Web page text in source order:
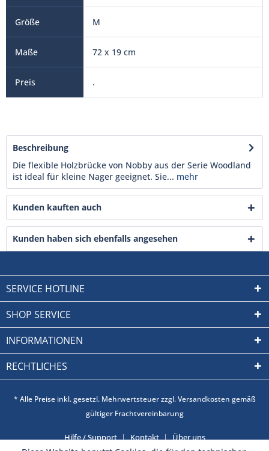
M
72 x 19 cm
.
Beschreibung
Die flexible Holzbrücke von Nobby aus der Serie Woodland
ist ideal für kleine Nager geeignet. Sie... mehr
Kunden kauften auch
Kunden haben sich ebenfalls angesehen
SERVICE HOTLINE
SHOP SERVICE
INFORMATIONEN
RECHTLICHES
* Alle Preise inkl. gesetzl. Mehrwertsteuer zzgl. Versandkosten gemäß
gültiger Frachtvereinbarung
Hilfe / Support Kontakt Über uns